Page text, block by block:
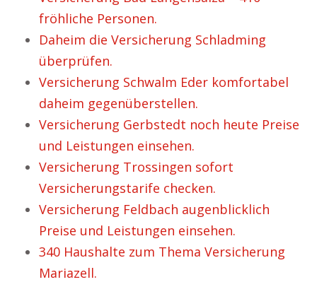
fröhliche Personen.
Daheim die Versicherung Schladming
überprüfen.
Versicherung Schwalm Eder komfortabel
daheim gegenüberstellen.
Versicherung Gerbstedt noch heute Preise
und Leistungen einsehen.
Versicherung Trossingen sofort
Versicherungstarife checken.
Versicherung Feldbach augenblicklich
Preise und Leistungen einsehen.
340 Haushalte zum Thema Versicherung
Mariazell.